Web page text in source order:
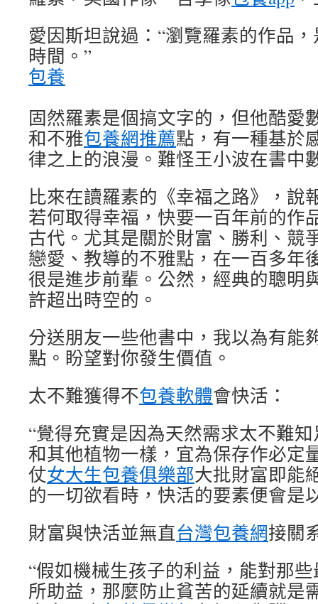
愛因斯坦說過：“瀏覽羅素的作品
時間。”
包養
固然羅素是個搞文字的，但他酷愛
和不雅包養網推薦點，有一種基於
律之上的浪漫。難怪王小波在書中
比來在讀羅素的《幸福之路》，說
若何取得幸福，快要一百年前的作
古代。尤其是關於財富、勝利、競
戀愛、教導的不雅點，在一百多年
很是進步前輩。公然，經典的聰明
許超出時空的。
分送朋友一些他書中，我以為有能
點。盼望對你發生價值。
太不難獲得不包養軟體會快活：
“覺得充實是因為天然需求太不難知
和其他植物一樣，宜為保存作必定
仗女大生包養俱樂部大批財富即能
的一切欲看時，快活的要素便會是
財富與快活並無直台灣包養網接關
“假如機械生孩子的利益，能對那
所助益，那麼防止貧苦的延續就是